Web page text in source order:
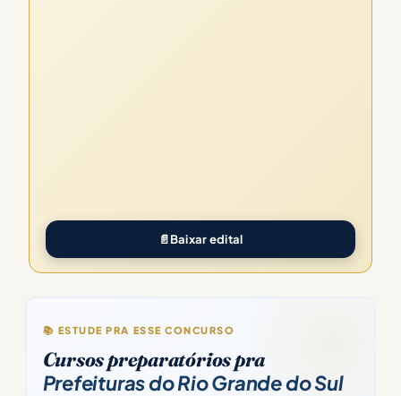
📄Baixar edital
📚 ESTUDE PRA ESSE CONCURSO
Cursos preparatórios pra
Prefeituras do Rio Grande do Sul